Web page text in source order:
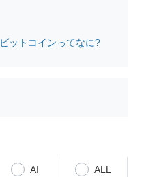
ビットコインってなに?
AI ALL